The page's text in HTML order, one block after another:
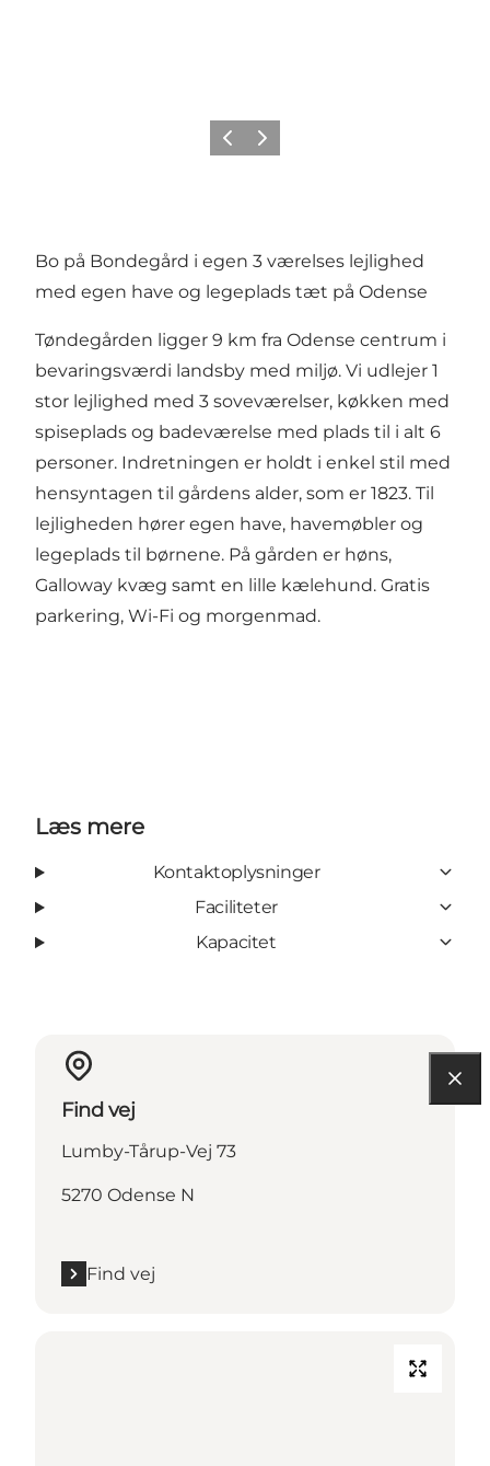
ForrigeNæste
Bo på Bondegård i egen 3 værelses lejlighed
med egen have og legeplads tæt på Odense
Tøndegården ligger 9 km fra Odense centrum i
bevaringsværdi landsby med miljø. Vi udlejer 1
stor lejlighed med 3 soveværelser, køkken med
spiseplads og badeværelse med plads til i alt 6
personer. Indretningen er holdt i enkel stil med
hensyntagen til gårdens alder, som er 1823. Til
lejligheden hører egen have, havemøbler og
legeplads til børnene. På gården er høns,
Galloway kvæg samt en lille kælehund. Gratis
parkering, Wi-Fi og morgenmad.
Læs mere
Kontaktoplysninger
Faciliteter
Kapacitet
Find vej
Lumby-Tårup-Vej 73
5270 Odense N
Find vej